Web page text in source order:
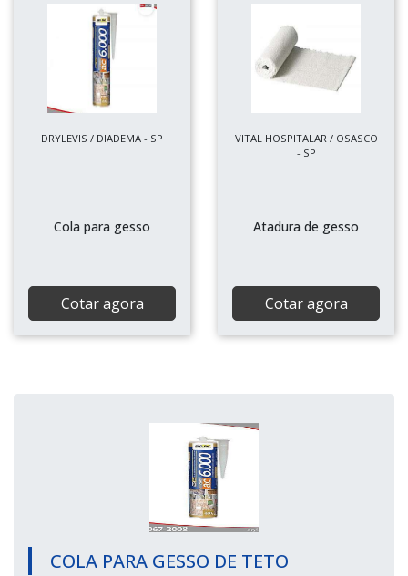
DRYLEVIS / DIADEMA - SP
Cola para gesso
Cotar agora
VITAL HOSPITALAR / OSASCO
- SP
Atadura de gesso
Cotar agora
COLA PARA GESSO DE TETO